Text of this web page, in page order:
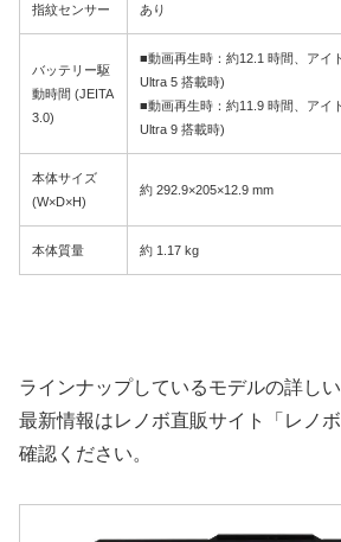
指紋センサー あり
バッテリー駆
動時間 (JEITA
3.0)
■動画再生時：約12.1 時間、アイ
Ultra 5 搭載時)
■動画再生時：約11.9 時間、アイ
Ultra 9 搭載時)
本体サイズ
(W×D×H)
約 292.9×205×12.9 mm
本体質量 約 1.17 kg
ラインナップしているモデルの詳し
最新情報はレノボ直販サイト「レノ
確認ください。